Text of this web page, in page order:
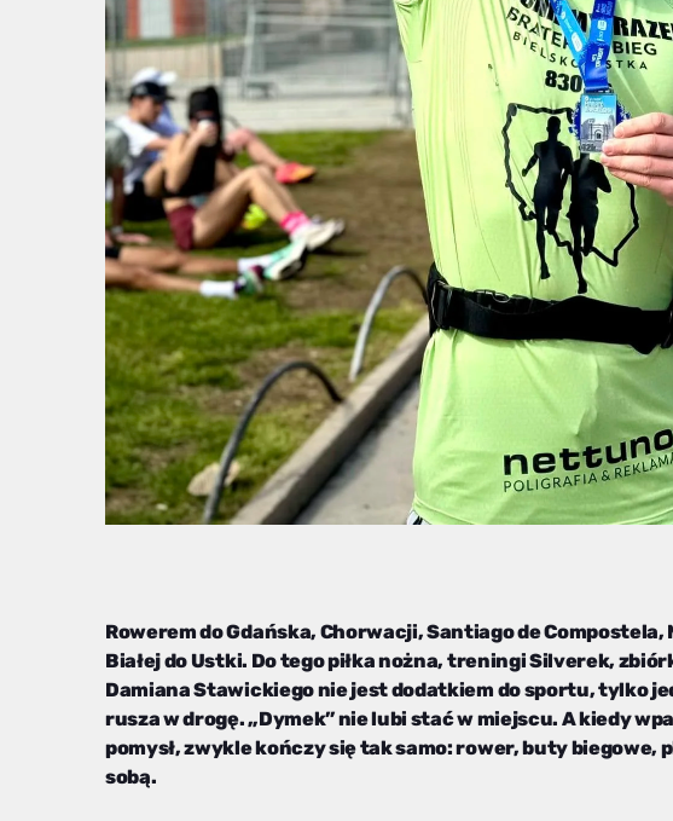
Rowerem do Gdańska, Chorwacji, Santiago de
Białej do Ustki. Do tego piłka nożna, treningi Silverek,
Damiana Stawickiego nie jest dodatkiem do sportu, tylko
rusza w drogę. „Dymek” nie lubi stać w miejscu. A kiedy
pomysł, zwykle kończy się tak samo: rower, buty
sobą.